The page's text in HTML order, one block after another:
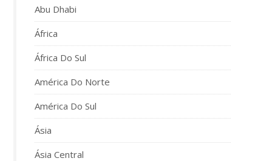
Abu Dhabi
África
África Do Sul
América Do Norte
América Do Sul
Ásia
Ásia Central